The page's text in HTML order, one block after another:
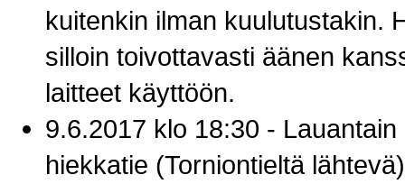
kuitenkin ilman kuulutustakin.
silloin toivottavasti äänen
laitteet käyttöön.
9.6.2017 klo 18:30 -
hiekkatie (Torniontieltä